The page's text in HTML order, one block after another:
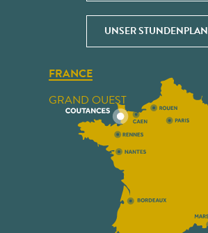
UNSER STUNDENPLAN
FRANCE
GRAND OUEST